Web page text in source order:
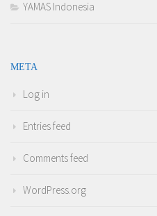
YAMAS Indonesia
META
Log in
Entries feed
Comments feed
WordPress.org